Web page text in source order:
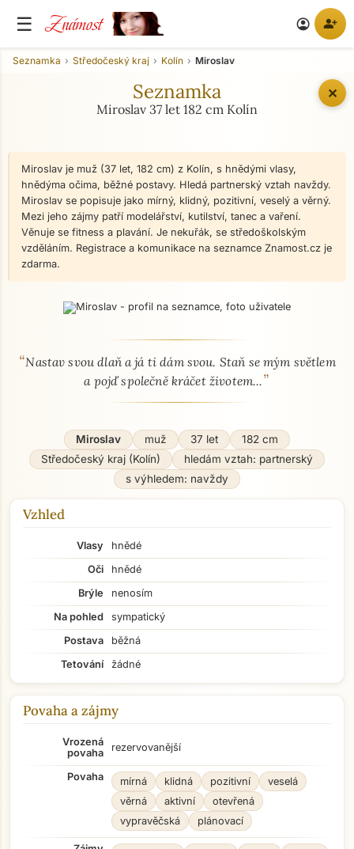
☰ Známost account_circle person_add
✕
Seznamka Středočeský kraj Kolín Miroslav
Seznamka
Miroslav 37 let 182 cm Kolín
Miroslav je muž (37 let, 182 cm) z Kolín, s hnědými vlasy,
hnědýma očima, běžné postavy. Hledá partnerský vztah navždy.
Miroslav se popisuje jako mírný, klidný, pozitivní, veselý a věrný.
Mezi jeho zájmy patří modelářství, kutilství, tanec a vaření.
Věnuje se fitness a plavání. Je nekuřák, se středoškolským
vzděláním. Registrace a komunikace na seznamce Znamost.cz je
zdarma.
O mně - seznamka profil
“Nastav svou dlaň a já ti dám svou. Staň se mým světlem
a pojď společně kráčet životem...”
Miroslav muž 37 let
182 cm
Středočeský kraj (Kolín)
hledám vztah: partnerský
s výhledem: navždy
Vzhled
Vlasy
hnědé
Oči
hnědé
Brýle
nenosím
Na pohled
sympatický
Postava
běžná
Tetování
žádné
Povaha a zájmy
Vrozená
povaha
rezervovanější
Povaha mírná klidná pozitivní
veselá
věrná
aktivní
otevřená
vypravěčská
plánovací